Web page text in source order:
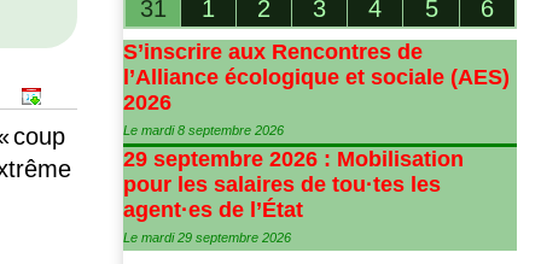
coup
31
1 2 3 4 5 6
S’inscrire aux Rencontres de
l’Alliance écologique et sociale (AES)
2026
Le mardi 8 septembre 2026
29 septembre 2026 : Mobilisation
pour les salaires de tou·tes les
agent·es de l’État
Le mardi 29 septembre 2026